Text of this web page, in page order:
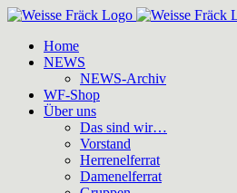
Zum
springenHome
NEWS
NEWS-Archiv
WF-Shop
Über uns
Das sind wir…
Vorstand
Herrenelferrat
Damenelferrat